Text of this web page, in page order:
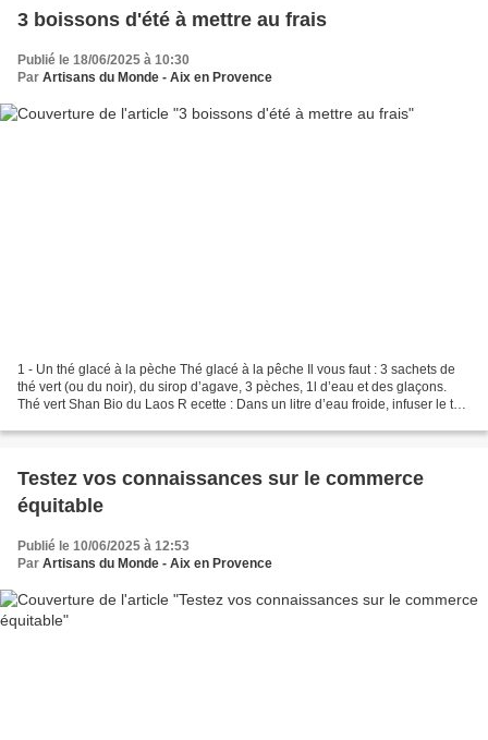
3 boissons d'été à mettre au frais
Publié le 18/06/2025 à 10:30
Par Artisans du Monde - Aix en Provence
1 - Un thé glacé à la pèche Thé glacé à la pêche Il vous faut : 3 sachets de
thé vert (ou du noir), du sirop d’agave, 3 pèches, 1l d’eau et des glaçons.
Thé vert Shan Bio du Laos R ecette : Dans un litre d’eau froide, infuser le thé
Testez vos connaissances sur le commerce
équitable
Publié le 10/06/2025 à 12:53
Par Artisans du Monde - Aix en Provence